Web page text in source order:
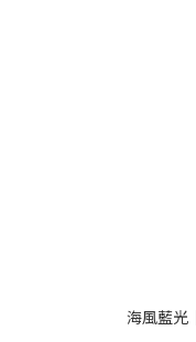
海風藍光